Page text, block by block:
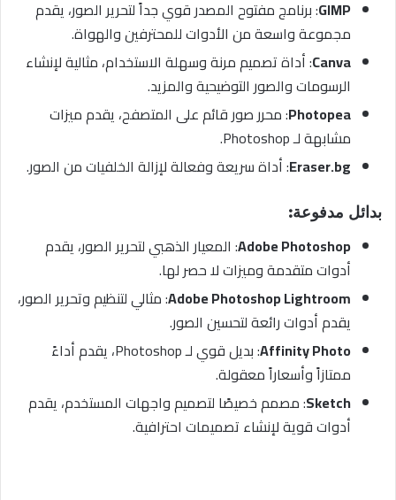
GIMP: برنامج مفتوح المصدر قوي جداً لتحرير الصور، يقدم
مجموعة واسعة من الأدوات للمحترفين والهواة.
Canva: أداة تصميم مرنة وسهلة الاستخدام، مثالية لإنشاء
الرسومات والصور التوضيحية والمزيد.
Photopea: محرر صور قائم على المتصفح، يقدم ميزات
مشابهة لـ Photoshop.
Eraser.bg: أداة سريعة وفعالة لإزالة الخلفيات من الصور.
بدائل مدفوعة:
Adobe Photoshop: المعيار الذهبي لتحرير الصور، يقدم
أدوات متقدمة وميزات لا حصر لها.
Adobe Photoshop Lightroom: مثالي لتنظيم وتحرير الصور،
يقدم أدوات رائعة لتحسين الصور.
Affinity Photo
: بديل قوي لـ Photoshop، يقدم أداءً
ممتازاً وأسعاراً معقولة.
Sketch: مصمم خصيصًا لتصميم واجهات المستخدم، يقدم
أدوات قوية لإنشاء تصميمات احترافية.